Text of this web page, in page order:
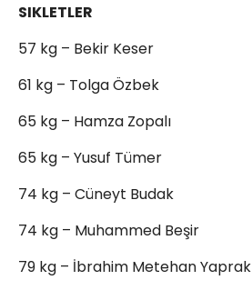
SIKLETLER
57 kg – Bekir Keser
61 kg – Tolga Özbek
65 kg – Hamza Zopalı
65 kg – Yusuf Tümer
74 kg – Cüneyt Budak
74 kg – Muhammed Beşir
79 kg – İbrahim Metehan Yaprak